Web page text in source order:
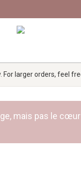
larger orders, feel
mais pas le